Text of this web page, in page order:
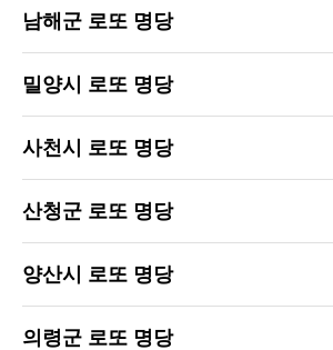
남해군 로또 명당
밀양시 로또 명당
사천시 로또 명당
산청군 로또 명당
양산시 로또 명당
의령군 로또 명당